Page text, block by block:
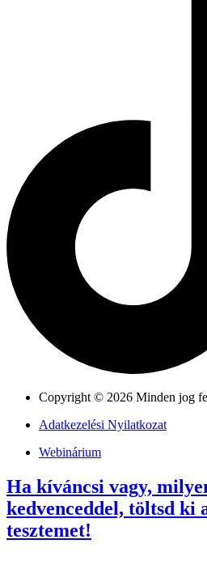
Copyright © 2026 Minden jog
Adatkezelési Nyilatkozat
Webinárium
Ha kíváncsi vagy,
kedvenceddel, töltsd ki
tesztemet!